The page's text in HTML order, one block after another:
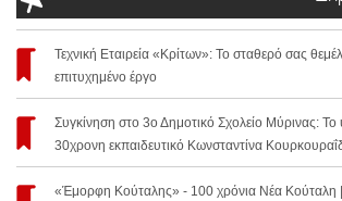
Τεχνική Εταιρεία «Κρίτων»: Το σταθερό σας
επιτυχημένο έργο
Συγκίνηση στο 3ο Δημοτικό Σχολείο Μύρινας: Το
30χρονη εκπαιδευτικό Κωνσταντίνα
«Έμορφη Κούταλης» - 100 χρόνια Νέα Κούταλη